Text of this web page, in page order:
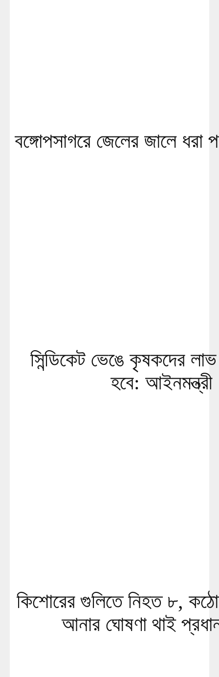
বঙ্গোপসাগরে জেলের জালে
সিন্ডিকেট ভেঙে কৃষকদের লাভ
হবে: আইনমন্ত্রী
কিশোরের গুলিতে নিহত ৮,
আনার ঘোষণা থাই